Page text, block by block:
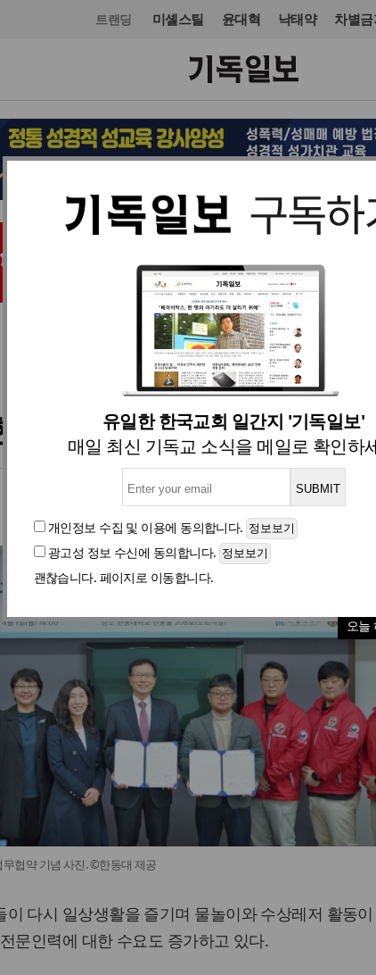
트랜딩 미셸스틸 윤대혁 낙태약 차별
유일한 한국교회 일간지 '기독일보'
매일 최신 기독교 소식을 메일로 확인하
개인정보 수집 및 이용에 동의합니다.
광고성 정보 수신에 동의합니다.
괜찮습니다. 페이지로 이동합니다.
오늘
목회·신학 신학 입력 2024. 04. 03 13:56
구조협회, 수상안전교육
협약 기념 사진. ©한동대 제공
다시 일상생활을 즐기며 물놀이와 수상레저 활동
문인력에 대한 수요도 증가하고 있다.